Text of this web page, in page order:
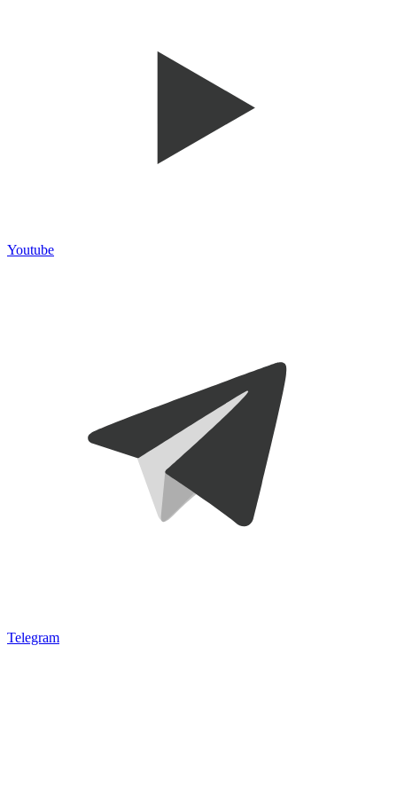
Youtube
Telegram